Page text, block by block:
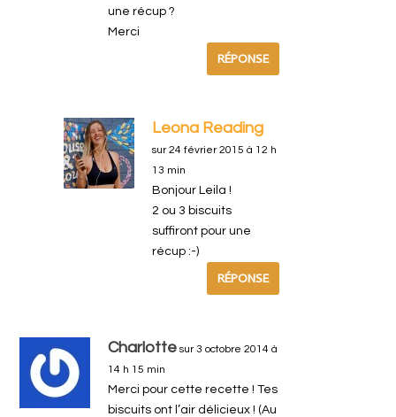
une récup ?
Merci
RÉPONSE
Leona Reading
sur 24 février 2015 à 12 h
13 min
Bonjour Leila !
2 ou 3 biscuits
suffiront pour une
récup :-)
RÉPONSE
Charlotte sur 3 octobre 2014 à
14 h 15 min
Merci pour cette recette ! Tes
biscuits ont l’air délicieux ! (Au